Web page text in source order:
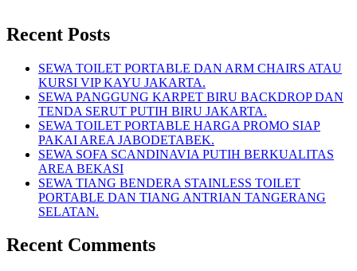
Recent Posts
SEWA TOILET PORTABLE DAN ARM CHAIRS ATAU
KURSI VIP KAYU JAKARTA.
SEWA PANGGUNG KARPET BIRU BACKDROP DAN
TENDA SERUT PUTIH BIRU JAKARTA.
SEWA TOILET PORTABLE HARGA PROMO SIAP
PAKAI AREA JABODETABEK.
SEWA SOFA SCANDINAVIA PUTIH BERKUALITAS
AREA BEKASI
SEWA TIANG BENDERA STAINLESS TOILET
PORTABLE DAN TIANG ANTRIAN TANGERANG
SELATAN.
Recent Comments